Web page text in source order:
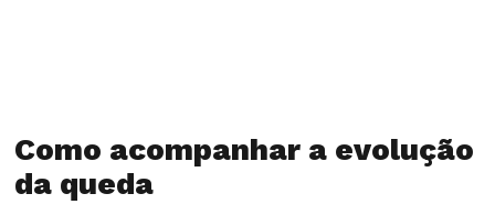
Como acompanhar a evolução
da queda